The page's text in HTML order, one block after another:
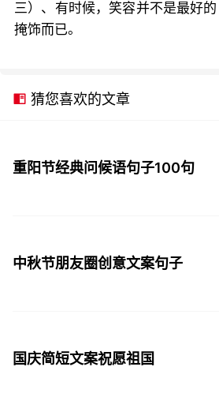
三）、有时候，笑容并不是最好
掩饰而已。
猜您喜欢的文章
重阳节经典问候语句子100句
中秋节朋友圈创意文案句子
国庆简短文案祝愿祖国